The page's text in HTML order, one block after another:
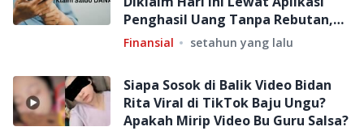
Penghasil Uang Tanpa Rebutan,
Cek Fakta!
Finansial setahun yang lalu
Siapa Sosok di Balik Video Bidan
Rita Viral di TikTok Baju Ungu?
Apakah Mirip Video Bu Guru Salsa?